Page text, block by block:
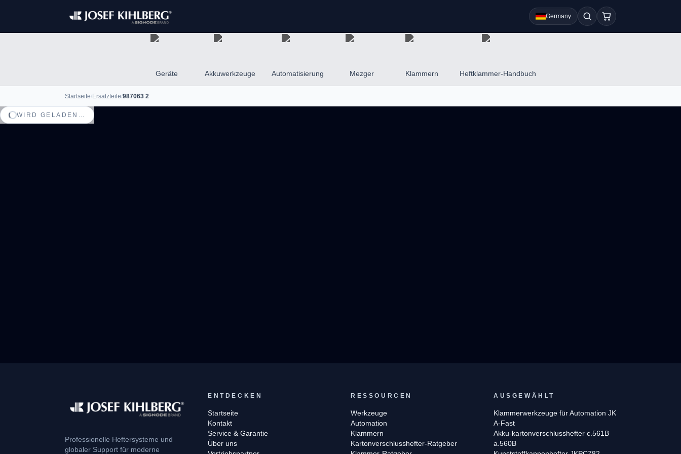
Germany
Geräte Akkuwerkzeuge Automatisierung Mezger Klammern Heftklammer-Handbuch
Startseite/Ersatzteile/987063 2
WIRD GELADEN…
Professionelle Heftersysteme und
globaler Support für moderne
ENTDECKEN
Startseite
Kontakt
Service & Garantie
Über uns
RESSOURCEN
Werkzeuge
Automation
Klammern
Kartonverschlusshefter-Ratgeber
AUSGEWÄHLT
Klammerwerkzeuge für Automation JK
A-Fast
Akku-kartonverschlusshefter c.561B
a.560B